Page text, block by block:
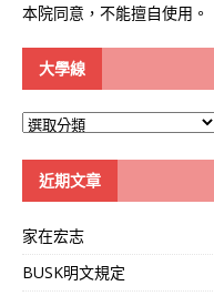
本院同意，不能擅自使用。
大學線
大
近期文章
家在宏志
BUSK明文規定